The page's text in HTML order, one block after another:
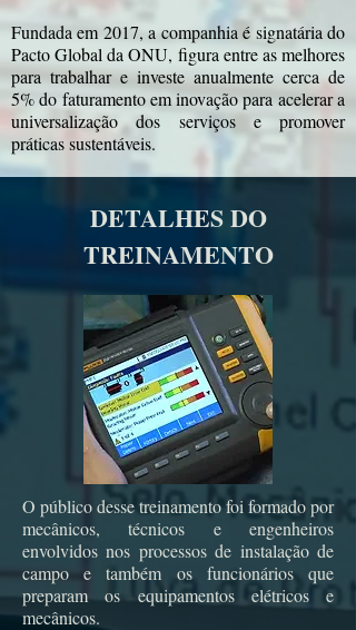
Fundada em 2017, a companhia é signatária do
Pacto Global da ONU, figura entre as melhores
para trabalhar e investe anualmente cerca de
5% do faturamento em inovação para acelerar a
universalização dos serviços e promover
práticas sustentáveis.
DETALHES DO
TREINAMENTO
O público desse treinamento foi formado por
mecânicos, técnicos e engenheiros
envolvidos nos processos de instalação de
campo e também os funcionários que
preparam os equipamentos elétricos e
mecânicos.